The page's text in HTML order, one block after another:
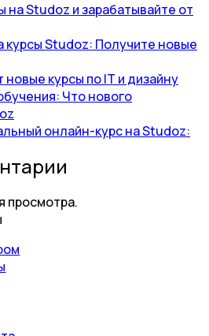
на Studoz и зарабатывайте от
курсы Studoz: Получите новые
новые курсы по IT и дизайну
Что нового
онлайн-курс на Studoz:
просмотра.